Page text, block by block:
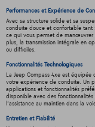
Performances et Expérience de
Avec sa structure solide et sa
conduite douce et confortable tant
ce qui vous permet de manœuvrer
plus, la transmission intégrale en
ou difficiles.
Fonctionnalités Technologiques
La Jeep Compass 4xe est
votre expérience de conduite. Un
applications et fonctionnalités
disponible avec des
l'assistance au maintien dans la
Entretien et Fiabilité